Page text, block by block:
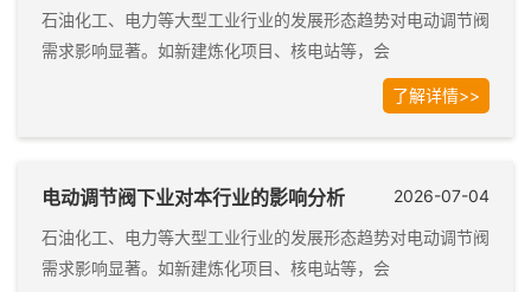
石油化工、电力等大型工业行业的发展形态趋势对电动调节阀
需求影响显著。如新建炼化项目、核电站等，会
了解详情>>
电动调节阀下业对本行业的影响分析 2026-07-04
石油化工、电力等大型工业行业的发展形态趋势对电动调节阀
需求影响显著。如新建炼化项目、核电站等，会